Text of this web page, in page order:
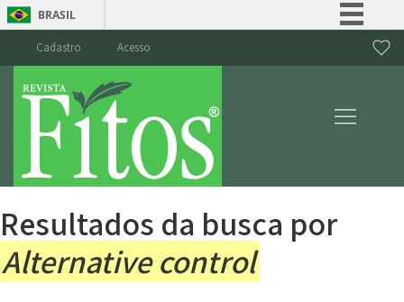
BRASIL
Canais
Cadastro Acesso
Resultados da busca por
Alternative control